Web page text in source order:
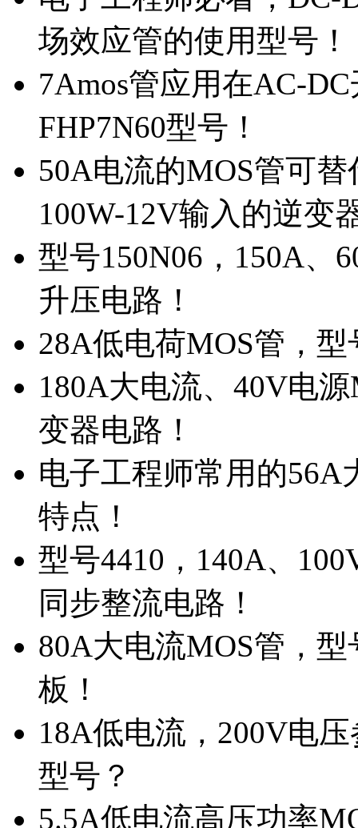
场效应管的使用型号！
7Amos管应用在AC-
FHP7N60型号！
50A电流的MOS管可
100W-12V输入的逆变
型号150N06，150A、
升压电路！
28A低电荷MOS管，
180A大电流、40V电
变器电路！
电子工程师常用的56A
特点！
型号4410，140A、
同步整流电路！
80A大电流MOS管，
板！
18A低电流，200V电
型号？
5.5A低电流高压功率